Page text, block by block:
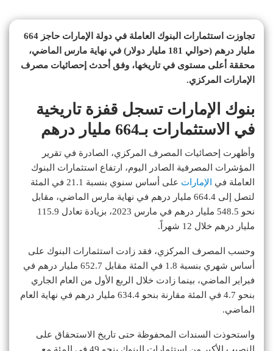
تجاوزت استثمارات البنوك العاملة في دولة الإمارات حاجز 664
مليار درهم (حوالي 181 مليار دولار) في نهاية مارس الماضي،
محققة أعلى مستوى في تاريخها، وفق أحدث إحصائيات مصرف
الإمارات المركزي.
بنوك الإمارات تسجل قفزة تاريخية
في الاستثمارات بـ664 مليار درهم
وأظهرت إحصائيات المصرف المركزي، الصادرة في تقرير
المؤشرات المصرفية الصادر اليوم، ارتفاع استثمارات البنوك
العاملة في
الإمارات
على أساس سنوي بنسبة 21.1 في المئة
لتصل إلى 664.4 مليار درهم في نهاية مارس الماضي، مقابل
نحو 548.5 مليار درهم في مارس 2023، بزيادة تعادل 115.9
مليار درهم خلال 12 شهراً.
وحسب المصرف المركزي، فقد زادت استثمارات البنوك على
أساس شهري بنسبة 1.8 في المئة مقابل 652.7 مليار درهم في
فبراير الماضي، بينما زادت خلال الربع الأول من العام الجاري
بنحو 4.7 في المئة مقارنة بنحو 634.4 مليار درهم في نهاية العام
الماضي.
واستحوذت السندات المحفوظة حتى تاريخ الاستحقاق على